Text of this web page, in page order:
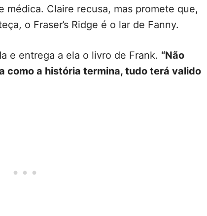
médica. Claire recusa, mas promete que,
o Fraser’s Ridge é o lar de Fanny.
e entrega a ela o livro de Frank. “Não
como a história termina, tudo terá valido